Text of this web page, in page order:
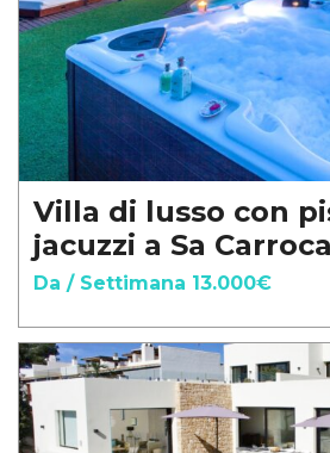
Villa di lusso con
jacuzzi a Sa
Da / Settimana 13.000€